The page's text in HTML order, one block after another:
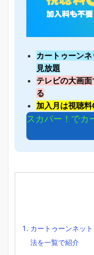
カートゥーン
見放題
テレビの大画
る
加入月は視聴
スカパー！でカ
カートゥーンネッ
法を一覧で紹介